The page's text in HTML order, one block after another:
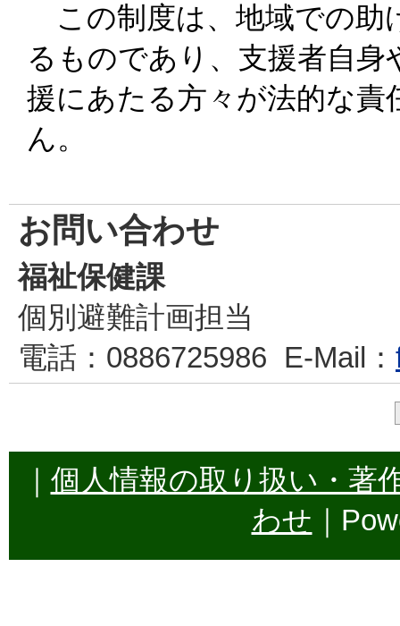
この制度は、地域での助
るものであり、支援者自
援にあたる方々が法的な
ん。
お問い合わせ
福祉保健課
個別避難計画担当
電話 ：0886725986 E-Mail ：
｜ 個人情報の取り扱い・著
わせ ｜